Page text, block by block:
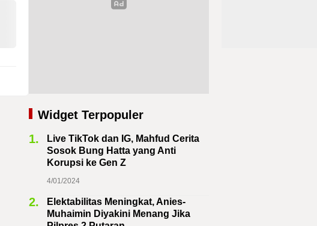
Widget Terpopuler
1.
Live TikTok dan IG, Mahfud Cerita
Sosok Bung Hatta yang Anti
Korupsi ke Gen Z
4/01/2024
2.
Elektabilitas Meningkat, Anies-
Muhaimin Diyakini Menang Jika